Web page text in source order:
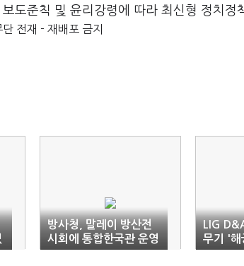
도준칙 및 윤리강령에 따라 최신형 정치정
전재 - 재배포 금지
방사청, 말레이 방산전
시회에 통합한국관 운영
LIG
무기 '해
수출